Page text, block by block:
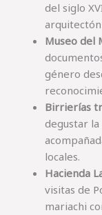
del siglo
Museo del
género
Birrierías
degustar
locales.
Hacienda
visitas de
mariachi